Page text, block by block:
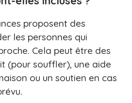
proposent des
les personnes qui
Cela peut être des
(pour souffler), une aide
ou un soutien en cas